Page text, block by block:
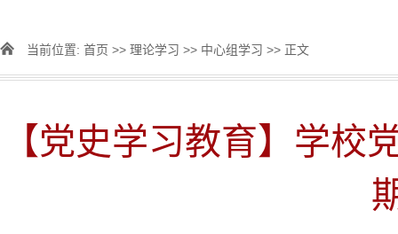
当前位置: 首页 >> 理论学习 >> 中心组学习 >> 正文
【党史学习教育】学校